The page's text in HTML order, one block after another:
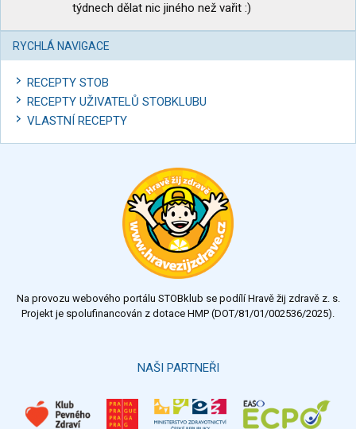
týdnech dělat nic jiného než vařit :)
RYCHLÁ NAVIGACE
RECEPTY STOB
RECEPTY UŽIVATELŮ STOBKLUBU
VLASTNÍ RECEPTY
Na provozu webového portálu STOBklub se podílí Hravě žij zdravě z. s.
Projekt je spolufinancován z dotace HMP (DOT/81/01/002536/2025).
NAŠI PARTNEŘI